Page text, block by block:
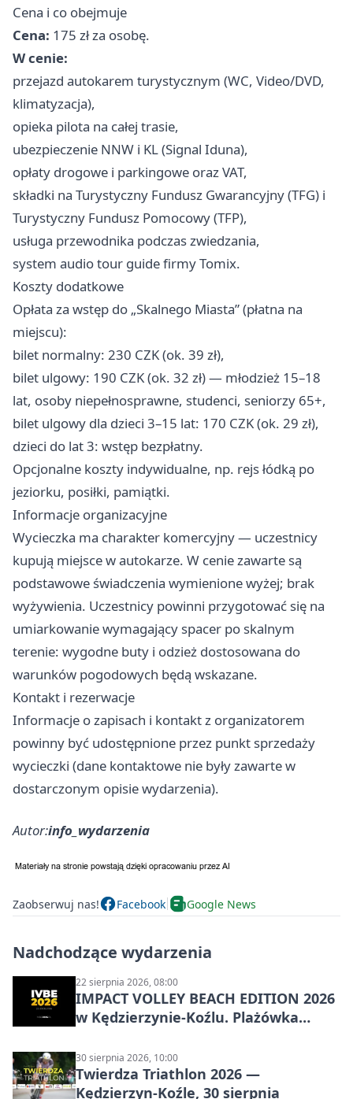
Cena i co obejmuje
Cena: 175 zł za osobę.
W cenie:
przejazd autokarem turystycznym (WC, Video/DVD,
klimatyzacja),
opieka pilota na całej trasie,
ubezpieczenie NNW i KL (Signal Iduna),
opłaty drogowe i parkingowe oraz VAT,
składki na Turystyczny Fundusz Gwarancyjny (TFG) i
Turystyczny Fundusz Pomocowy (TFP),
usługa przewodnika podczas zwiedzania,
system audio tour guide firmy Tomix.
Koszty dodatkowe
Opłata za wstęp do „Skalnego Miasta” (płatna na
miejscu):
bilet normalny: 230 CZK (ok. 39 zł),
bilet ulgowy: 190 CZK (ok. 32 zł) — młodzież 15–18
lat, osoby niepełnosprawne, studenci, seniorzy 65+,
bilet ulgowy dla dzieci 3–15 lat: 170 CZK (ok. 29 zł),
dzieci do lat 3: wstęp bezpłatny.
Opcjonalne koszty indywidualne, np. rejs łódką po
jeziorku, posiłki, pamiątki.
Informacje organizacyjne
Wycieczka ma charakter komercyjny — uczestnicy
kupują miejsce w autokarze. W cenie zawarte są
podstawowe świadczenia wymienione wyżej; brak
wyżywienia. Uczestnicy powinni przygotować się na
umiarkowanie wymagający spacer po skalnym
terenie: wygodne buty i odzież dostosowana do
warunków pogodowych będą wskazane.
Kontakt i rezerwacje
Informacje o zapisach i kontakt z organizatorem
powinny być udostępnione przez punkt sprzedaży
wycieczki (dane kontaktowe nie były zawarte w
dostarczonym opisie wydarzenia).
Autor:info_wydarzenia
Zaobserwuj nas! Facebook Google News
Nadchodzące wydarzenia
22 sierpnia 2026, 08:00
IMPACT VOLLEY BEACH EDITION 2026
w Kędzierzynie-Koźlu. Plażówka
30 sierpnia 2026, 10:00
Twierdza Triathlon 2026 —
Kędzierzyn-Koźle, 30 sierpnia